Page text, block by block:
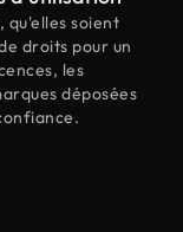
qu'elles soient
droits pour un
les
déposées